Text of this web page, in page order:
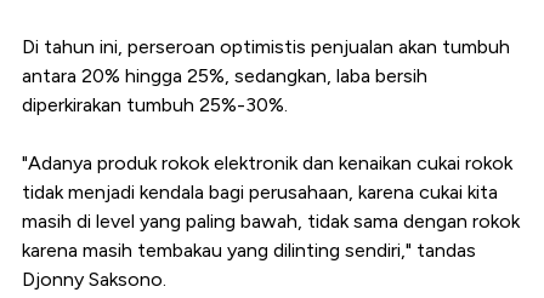
Di tahun ini, perseroan optimistis penjualan akan tumbuh
antara 20% hingga 25%, sedangkan, laba bersih
diperkirakan tumbuh 25%-30%.
"Adanya produk rokok elektronik dan kenaikan cukai rokok
tidak menjadi kendala bagi perusahaan, karena cukai kita
masih di level yang paling bawah, tidak sama dengan rokok
karena masih tembakau yang dilinting sendiri," tandas
Djonny Saksono.